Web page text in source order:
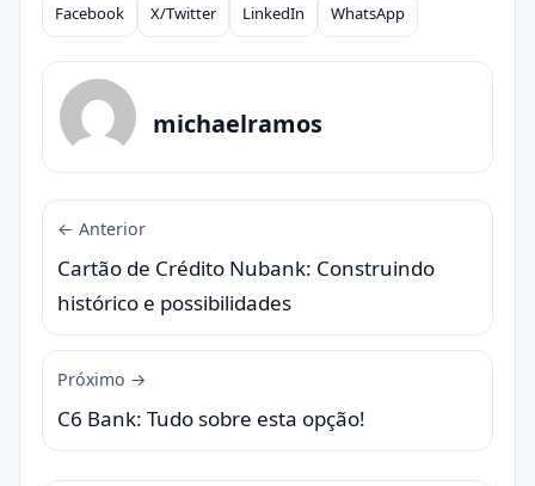
Compartilhar
Facebook X/Twitter LinkedIn WhatsApp
michaelramos
← Anterior
Cartão de Crédito Nubank: Construindo
histórico e possibilidades
Próximo →
C6 Bank: Tudo sobre esta opção!